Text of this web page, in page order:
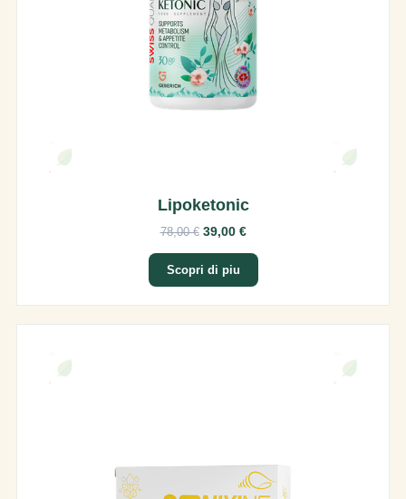
Lipoketonic
78,00 €39,00 €
Scopri di piu